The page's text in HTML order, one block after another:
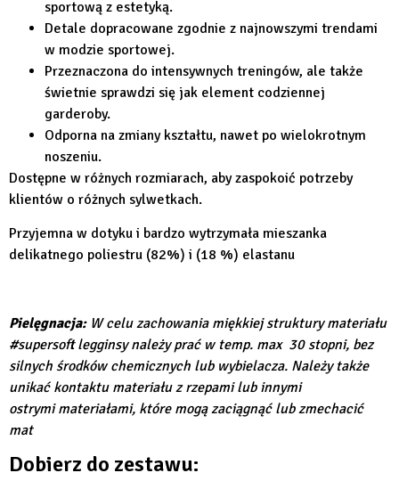
sportową z estetyką.
Detale dopracowane zgodnie z najnowszymi trendami
w modzie sportowej.
Przeznaczona do intensywnych treningów, ale także
świetnie sprawdzi się jak element codziennej
garderoby.
Odporna na zmiany kształtu, nawet po wielokrotnym
noszeniu.
Dostępne w różnych rozmiarach, aby zaspokoić potrzeby
klientów o różnych sylwetkach.
Przyjemna w dotyku i bardzo wytrzymała mieszanka
delikatnego poliestru (82%) i (18 %) elastanu
Pielęgnacja:W celu zachowania miękkiej struktury materiału
#supersoft legginsy należy prać w temp. max 30 stopni, bez
silnych środków chemicznych lub wybielacza. Należy także
unikać kontaktu materiału z rzepami lub innymi
ostrymi materiałami, które mogą zaciągnąć lub zmechacić
mat
Dobierz do zestawu: